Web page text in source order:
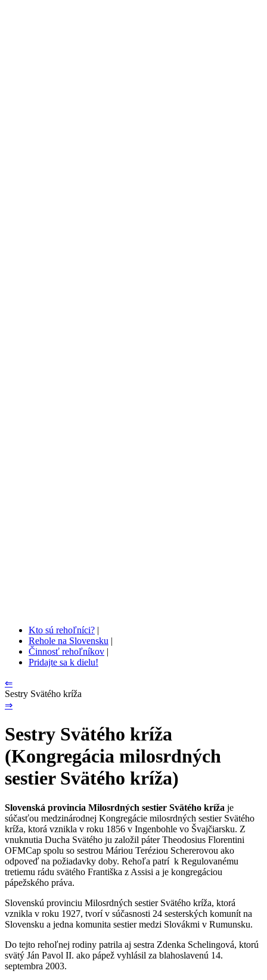
Kto sú rehoľníci? |
Rehole na Slovensku |
Činnosť rehoľníkov |
Pridajte sa k dielu!
⇐
Sestry Svätého kríža
⇒
Sestry Svätého kríža
(Kongregácia milosrdných
sestier Svätého kríža)
Slovenská provincia Milosrdných sestier Svätého kríža je
súčasťou medzinárodnej Kongregácie milosrdných sestier Svätého
kríža, ktorá vznikla v roku 1856 v Ingenbohle vo Švajčiarsku. Z
vnuknutia Ducha Svätého ju založil páter Theodosius Florentini
OFMCap spolu so sestrou Máriou Teréziou Schererovou ako
odpoveď na požiadavky doby. Rehoľa patrí k Regulovanému
tretiemu rádu svätého Františka z Assisi a je kongregáciou
pápežského práva.
Slovenskú provinciu Milosrdných sestier Svätého kríža, ktorá
vznikla v roku 1927, tvorí v súčasnosti 24 sesterských komunít na
Slovensku a jedna komunita sestier medzi Slovákmi v Rumunsku.
Do tejto rehoľnej rodiny patrila aj sestra Zdenka Schelingová, ktorú
svätý Ján Pavol II. ako pápež vyhlásil za blahoslavenú 14.
septembra 2003.